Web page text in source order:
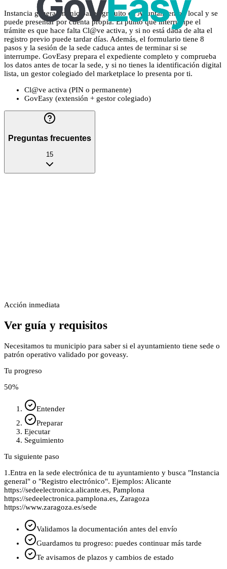
Instancia general municipal es gratuito en Ayuntamiento / local y se
puede presentar por cuenta propia. El punto que interrumpe el
trámite es que hace falta Cl@ve activa, y si no está dada de alta el
registro previo puede tardar días. Además, el formulario tiene 8
pasos y la sesión de la sede caduca antes de terminar si se
interrumpe. GovEasy prepara el expediente completo y comprueba
los datos antes de tocar la sede, y si no tienes la identificación digital
lista, un gestor colegiado del marketplace lo presenta por ti.
Cl@ve activa (PIN o permanente)
GovEasy (extensión + gestor colegiado)
Preguntas frecuentes
15
Acción inmediata
Ver guía y requisitos
Necesitamos tu municipio para saber si el ayuntamiento tiene sede o
patrón operativo validado por goveasy.
Tu progreso
50%
Entender
Preparar
Ejecutar
Seguimiento
Tu siguiente paso
1.Entra en la sede electrónica de tu ayuntamiento y busca "Instancia
general" o "Registro electrónico". Ejemplos: Alicante
https://sedeelectronica.alicante.es, Pamplona
https://sedeelectronica.pamplona.es, Zaragoza
https://www.zaragoza.es/sede
Validamos la documentación antes del envío
Guardamos tu progreso: puedes continuar más tarde
Te avisamos de plazos y cambios de estado